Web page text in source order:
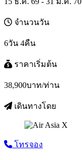
จำนวนวัน
6วัน 4คืน
ราคาเริ่มต้น
38,900บาท/ท่าน
เดินทางโดย
โทรจอง